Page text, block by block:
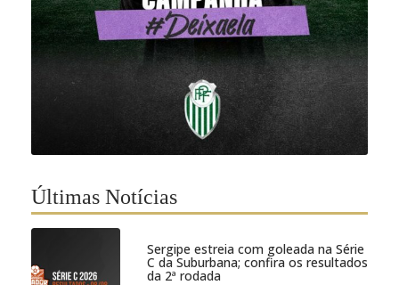
Últimas Notícias
Sergipe estreia com goleada na Série
C da Suburbana; confira os resultados
da 2ª rodada